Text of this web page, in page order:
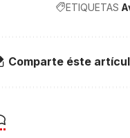
ETIQUETAS
Comparte éste